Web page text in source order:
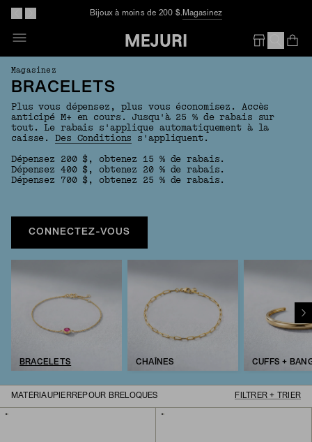
Bijoux à moins de 200 $. Magasinez
Magasinez
BRACELETS
Plus vous dépensez, plus vous économisez. Accès
anticipé M+ en cours. Jusqu'à 25 % de rabais sur
tout. Le rabais s'applique automatiquement à la
caisse.Des Conditions s'appliquent.
Dépensez 200 $, obtenez 15 % de rabais.
Dépensez 400 $, obtenez 20 % de rabais.
Dépensez 700 $, obtenez 25 % de rabais.
CONNECTEZ-VOUS
BRACELETS CHAÎNES CUFFS +
MATÉRIAUPIERRE POUR BRELOQUES FILTRER + TRIER